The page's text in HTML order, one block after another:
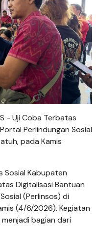
- Uji Coba Terbatas
Perlindungan Sosial
pada Kamis
Sosial Kabupaten
Digitalisasi Bantuan
(Perlinsos) di
(4/6/2026). Kegiatan
bagian dari